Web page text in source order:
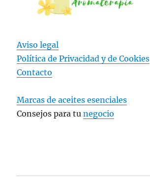
Aviso legal
Política de Privacidad yde Cookies
Contacto
Marcas de aceites esenciales
Consejos para tunegocio